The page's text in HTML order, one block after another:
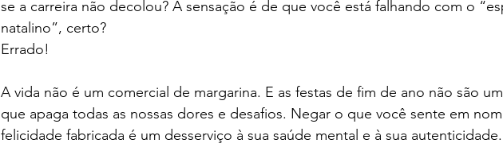
se a carreira não decolou? A sensação é de que você está falhando com o
natalino”, certo?
Errado!
A vida não é um comercial de margarina. E as festas de fim de ano não são
que apaga todas as nossas dores e desafios. Negar o que você sente em
felicidade fabricada é um desserviço à sua saúde mental e à sua autenticidade.